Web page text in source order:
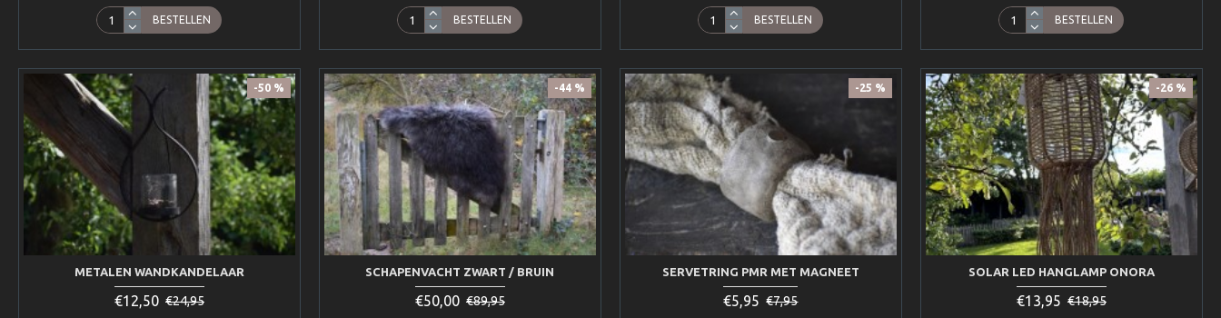
BESTELLEN BESTELLEN BESTELLEN BESTELLEN
-50 %
METALEN WANDKANDELAAR
€12,50 €24,95
-44 %
SCHAPENVACHT ZWART / BRUIN
€50,00 €89,95
-25 %
SERVETRING PMR MET MAGNEET
€5,95 €7,95
-26 %
SOLAR LED HANGLAMP ONORA
€13,95 €18,95